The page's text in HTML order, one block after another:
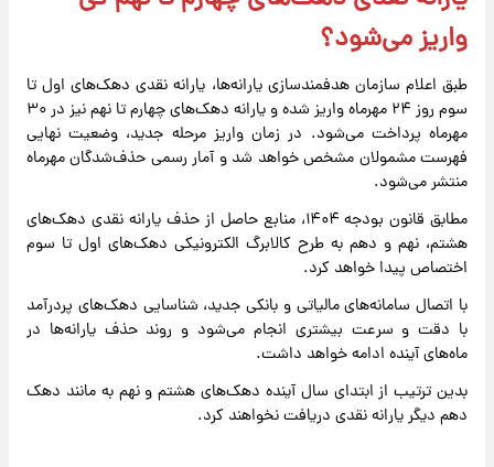
واریز می‌شود؟
طبق اعلام سازمان هدفمندسازی یارانه‌ها، یارانه نقدی دهک‌های اول تا
سوم روز ۲۴ مهرماه واریز شده و یارانه دهک‌های چهارم تا نهم نیز در ۳۰
مهرماه پرداخت می‌شود. در زمان واریز مرحله جدید، وضعیت نهایی
فهرست مشمولان مشخص خواهد شد و آمار رسمی حذف‌شدگان مهرماه
منتشر می‌شود.
مطابق قانون بودجه ۱۴۰۴، منابع حاصل از حذف یارانه نقدی دهک‌های
هشتم، نهم و دهم به طرح کالابرگ الکترونیکی دهک‌های اول تا سوم
اختصاص پیدا خواهد کرد.
با اتصال سامانه‌های مالیاتی و بانکی جدید، شناسایی دهک‌های پردرآمد
با دقت و سرعت بیشتری انجام می‌شود و روند حذف یارانه‌ها در
ماه‌های آینده ادامه خواهد داشت.
بدین ترتیب از ابتدای سال آینده دهک‌های هشتم و نهم به مانند دهک
دهم دیگر یارانه نقدی دریافت نخواهند کرد.